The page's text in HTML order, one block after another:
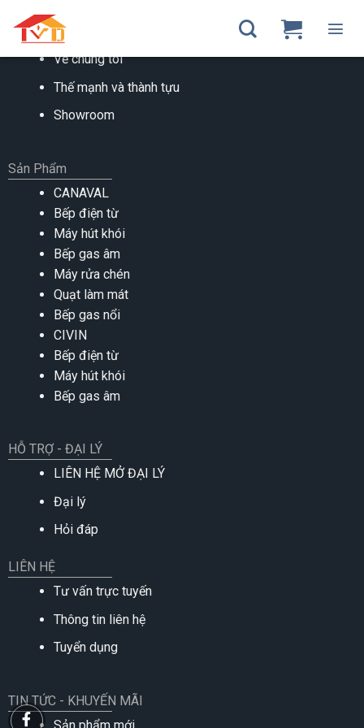
VỀ CHÚNG TÔI
Về chúng tôi
Thế mạnh và thành tựu
Showroom
Sản Phẩm
CANAVAL
Bếp điện từ
Máy hút khói
Bếp gas âm
Máy rửa chén
Quạt làm mát
Bếp gas nổi
CIVIN
Bếp điện từ
Máy hút khói
Bếp gas âm
HỖ TRỢ - ĐẠI LÝ
LIÊN HỆ MỞ ĐẠI LÝ
Đại lý
Hỏi đáp
LIÊN HỆ
Tư vấn trực tuyến
Thông tin liên hệ
Tuyển dụng
TIN TỨC - KHUYẾN MÃI
Sản phẩm mới